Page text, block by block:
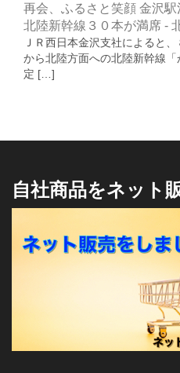
再会、ふるさと笑顔 金沢
北陸新幹線３０本が満席 -
ＪＲ西日本金沢支社によると
から北陸方面への北陸新幹線
定 […]
自社商品をネット